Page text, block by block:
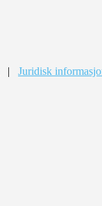
| Juridisk